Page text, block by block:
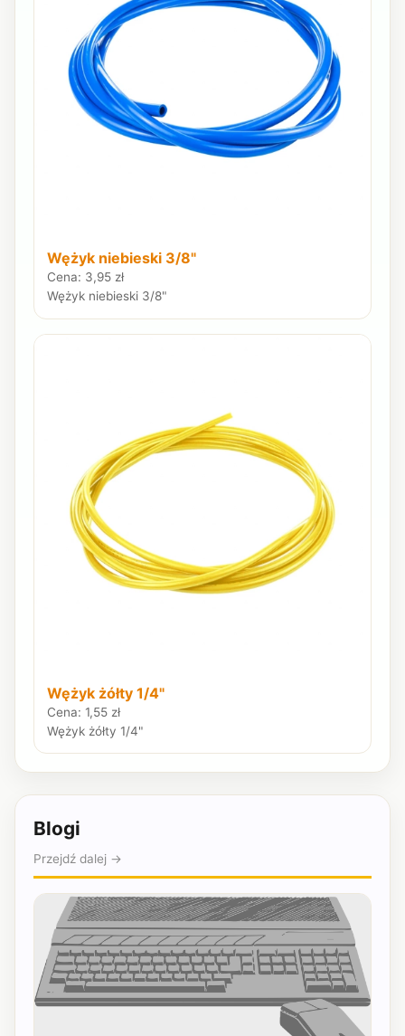
Wężyk niebieski 3/8"
Cena: 3,95 zł
Wężyk niebieski 3/8"
Wężyk żółty 1/4"
Cena: 1,55 zł
Wężyk żółty 1/4"
Blogi
Przejdź dalej →